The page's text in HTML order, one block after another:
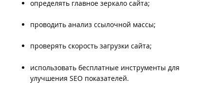
определять главное зеркало сайта;
проводить анализ ссылочной массы;
проверять скорость загрузки сайта;
использовать бесплатные инструменты для
улучшения SEO показателей.